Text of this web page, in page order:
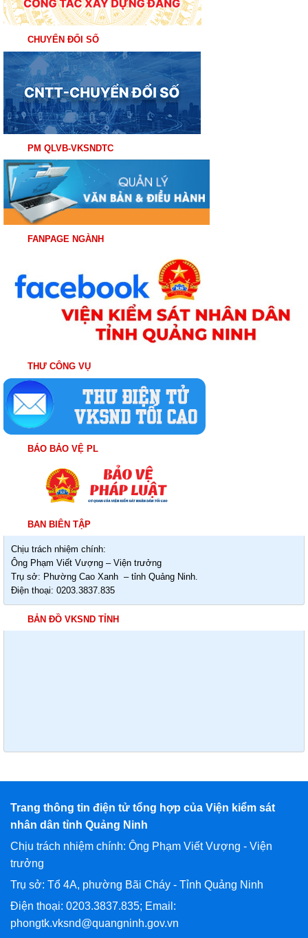
CHUYỂN ĐỔI SỐ
PM QLVB-VKSNDTC
FANPAGE NGÀNH
THƯ CÔNG VỤ
BÁO BẢO VỆ PL
BAN BIÊN TẬP
Chịu trách nhiệm chính:
Ông Phạm Viết Vượng – Viện trưởng
Trụ sở: Phường Cao Xanh – tỉnh Quảng Ninh.
Điện thoại: 0203.3837.835
BẢN ĐỒ VKSND TỈNH
Trang thông tin điện tử tổng hợp của Viện kiểm sát
nhân dân tỉnh Quảng Ninh
Chịu trách nhiệm chính: Ông Phạm Viết Vượng - Viện
trưởng
Trụ sở: Tổ 4A, phường Bãi Cháy - Tỉnh Quảng Ninh
Điện thoại: 0203.3837.835; Email:
phongtk.vksnd@quangninh.gov.vn